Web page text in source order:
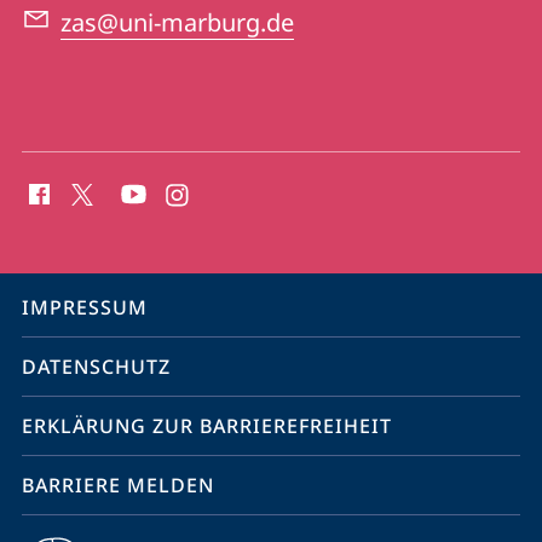
zas@uni-marburg.de
Media
Service-
Navigation
IMPRESSUM
DATENSCHUTZ
ERKLÄRUNG ZUR BARRIEREFREIHEIT
BARRIERE MELDEN